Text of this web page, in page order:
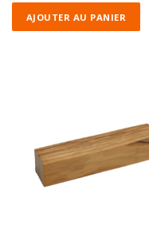
AJOUTER AU PANIER